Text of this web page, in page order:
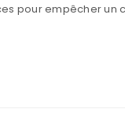
pour empêcher un